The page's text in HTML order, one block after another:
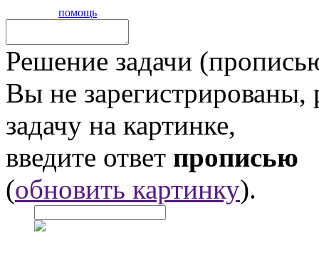
помощь
Решение задачи
Вы не
задачу на картинке,
введите ответ прописью
(обновить картинку).